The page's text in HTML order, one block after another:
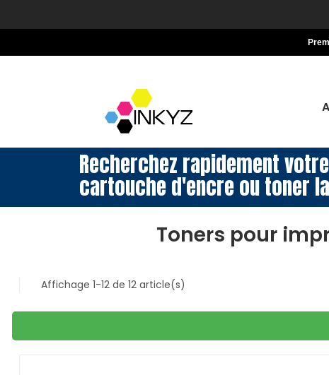
Recherchez rapidement votre
cartouche d'encre ou toner
Toners pour
Affichage 1-12 de 12 article(s)